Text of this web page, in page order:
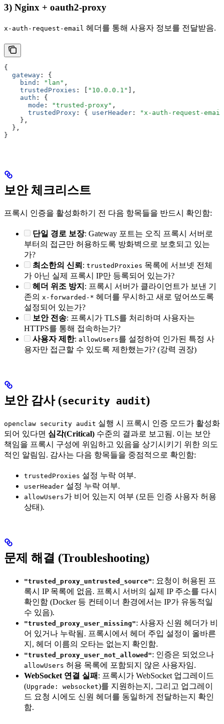
3) Nginx + oauth2-proxy
x-auth-request-email 헤더를 통해 사용자 정보를 전달받음.
{
  gateway
:
{
    bind
: "lan" ,
    trustedProxies
: [ "10.0.0.1" ] ,
    auth
:
{
      mode
: "trusted-proxy" ,
      trustedProxy
: { userHeader :
"x-auth-request-
    }
,
  }
,
}
보안 체크리스트
프록시 인증을 활성화하기 전 다음 항목들을 반드시 확인함:
단일 경로 보장: Gateway 포트는 오직 프록시 서버로
부터의 접근만 허용하도록 방화벽으로 보호되고 있는
가?
최소한의 신뢰 : trustedProxies 목록에 서브넷 전체
가 아닌 실제 프록시 IP만 등록되어 있는가?
헤더 위조 방지 : 프록시 서버가 클라이언트가 보낸 기
존의 x-forwarded-* 헤더를 무시하고 새로 덮어쓰도록
설정되어 있는가?
보안 전송: 프록시가 TLS를 처리하며 사용자는
HTTPS를 통해 접속하는가?
사용자 제한: allowUsers를 설정하여 인가된 특정 사
용자만 접근할 수 있도록 제한했는가? (강력 권장)
보안 감사 (security audit)
openclaw security audit 실행 시 프록시 인증 모드가 활성화
되어 있다면 심각(Critical) 수준의 결과로 보고됨. 이는 보안
책임을 프록시 구성에 위임하고 있음을 상기시키기 위한 의도
적인 알림임. 감사는 다음 항목들을 중점적으로 확인함:
trustedProxies 설정 누락 여부.
userHeader 설정 누락 여부.
allowUsers가 비어 있는지 여부 (모든 인증 사용자 허용
상태).
문제 해결 (Troubleshooting)
"trusted_proxy_untrusted_source": 요청이 허용된 프
록시 IP 목록에 없음. 프록시 서버의 실제 IP 주소를 다시
확인함 (Docker 등 컨테이너 환경에서는 IP가 유동적일
수 있음).
"trusted_proxy_user_missing": 사용자 신원 헤더가 비
어 있거나 누락됨. 프록시에서 헤더 주입 설정이 올바른
지, 헤더 이름의 오타는 없는지 확인함.
"trusted_proxy_user_not_allowed": 인증은 되었으나
allowUsers 허용 목록에 포함되지 않은 사용자임.
WebSocket 연결 실패 : 프록시가 WebSocket 업그레이드
(Upgrade: websocket)를 지원하는지, 그리고 업그레이
드 요청 시에도 신원 헤더를 동일하게 전달하는지 확인
함.